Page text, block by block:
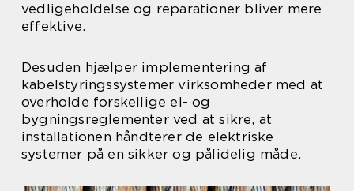
vedligeholdelse og reparationer bliver mere
effektive.
Desuden hjælper implementering af
kabelstyringssystemer virksomheder med at
overholde forskellige el- og
bygningsreglementer ved at sikre, at
installationen håndterer de elektriske
systemer på en sikker og pålidelig måde.